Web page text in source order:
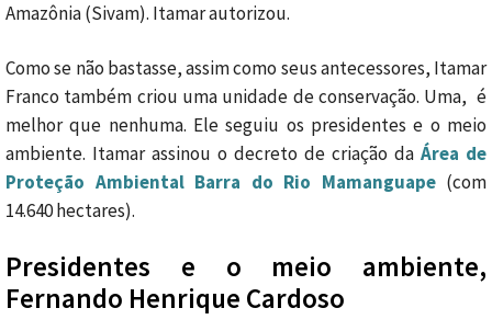
Amazônia (Sivam). Itamar autorizou.
Como se não bastasse, assim como seus antecessores, Itamar
Franco também criou uma unidade de conservação. Uma, é
melhor que nenhuma. Ele seguiu os presidentes e o meio
ambiente. Itamar assinou o decreto de criação da Área de
Proteção Ambiental Barra do Rio Mamanguape (com
14.640 hectares).
Presidentes e o meio ambiente,
Fernando Henrique Cardoso